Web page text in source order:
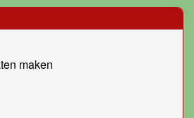
maken